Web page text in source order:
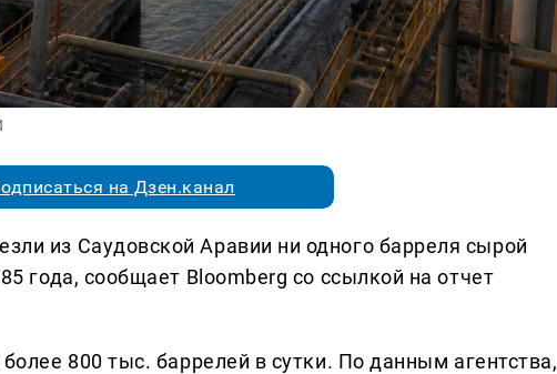
на Дзен.канал
из Саудовской Аравии ни одного барреля сырой
года, сообщает Bloomberg со ссылкой на отчет
800 тыс. баррелей в сутки. По данным агентства,